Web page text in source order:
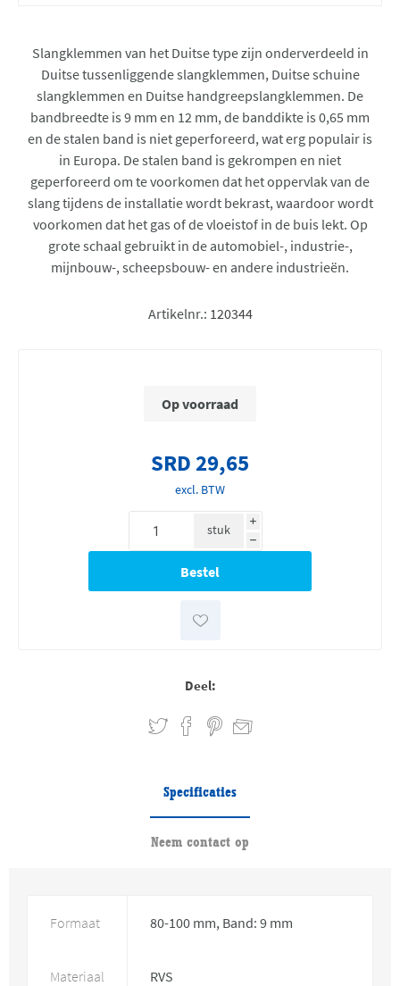
Slangklemmen van het Duitse type zijn onderverdeeld in
Duitse tussenliggende slangklemmen, Duitse schuine
slangklemmen en Duitse handgreepslangklemmen. De
bandbreedte is 9 mm en 12 mm, de banddikte is 0,65 mm
en de stalen band is niet geperforeerd, wat erg populair is
in Europa. De stalen band is gekrompen en niet
geperforeerd om te voorkomen dat het oppervlak van de
slang tijdens de installatie wordt bekrast, waardoor wordt
voorkomen dat het gas of de vloeistof in de buis lekt. Op
grote schaal gebruikt in de automobiel-, industrie-,
mijnbouw-, scheepsbouw- en andere industrieën.
Artikelnr.: 120344
Op voorraad
SRD 29,65
excl. BTW
i
h
stuk
Deel:
Specificaties
Neem contact op
Formaat 80-100 mm, Band: 9 mm
Materiaal RVS